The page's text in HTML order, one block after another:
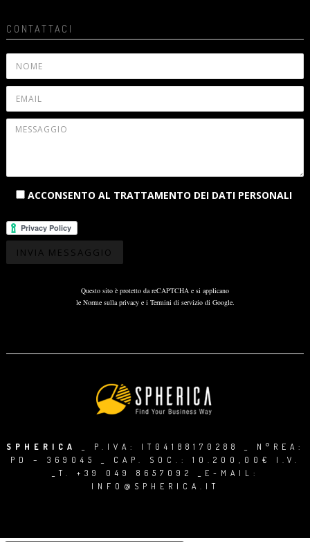
CONTATTACI
ACCONSENTO AL TRATTAMENTO DEI DATI PERSONALI
Questo sito è protetto da reCAPTCHA e si applicano
le Norme sulla privacye i Termini di serviziodi Google.
SPHERICA
_ P.IVA: IT04188170288 _ N°REA:
PD – 369045 _ CAP. SOC.: 10.200,00€ I.V.
_T. +39 049 8657092
_E-MAIL:
INFO@SPHERICA.IT